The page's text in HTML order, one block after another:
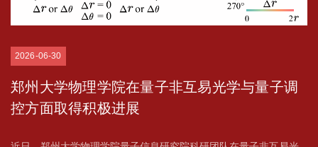
2026-06-30
郑州大学物理学院在量子非互易光学与量子调
控方面取得积极进展